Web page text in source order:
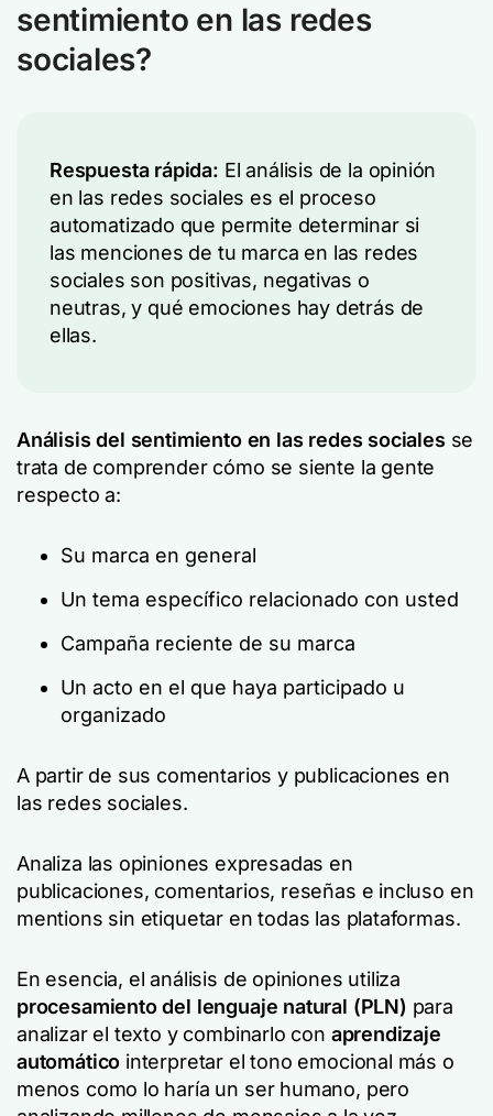
sentimiento en las redes
sociales?
Respuesta rápida: El análisis de la opinión
en las redes sociales es el proceso
automatizado que permite determinar si
las menciones de tu marca en las redes
sociales son positivas, negativas o
neutras, y qué emociones hay detrás de
ellas.
Análisis del sentimiento en las redes sociales se
trata de comprender cómo se siente la gente
respecto a:
Su marca en general
Un tema específico relacionado con usted
Campaña reciente de su marca
Un acto en el que haya participado u
organizado
A partir de sus comentarios y publicaciones en
las redes sociales.
Analiza las opiniones expresadas en
publicaciones, comentarios, reseñas e incluso en
mentions sin etiquetar en todas las plataformas.
En esencia, el análisis de opiniones utiliza
procesamiento del lenguaje natural (PLN) para
analizar el texto y combinarlo con aprendizaje
automático interpretar el tono emocional más o
menos como lo haría un ser humano, pero